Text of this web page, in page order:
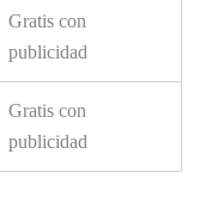
Gratis con
publicidad
Gratis con
publicidad